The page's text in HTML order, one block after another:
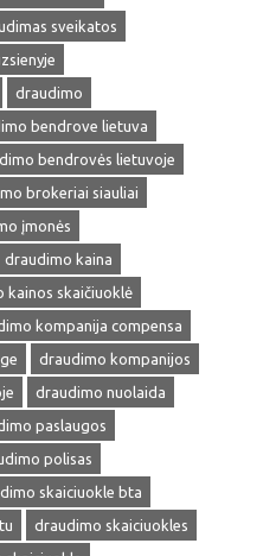
sveikatos
draudimo
bendrove lietuva
bendrovės lietuvoje
brokeriai siauliai
įmonės
draudimo kaina
kainos skaičiuoklė
kompanija compensa
draudimo kompanijos
draudimo nuolaida
paslaugos
polisas
skaiciuokle bta
draudimo skaiciuokles